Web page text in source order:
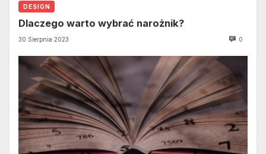
DESIGN
Dlaczego warto wybrać narożnik?
30 Sierpnia 2023 0